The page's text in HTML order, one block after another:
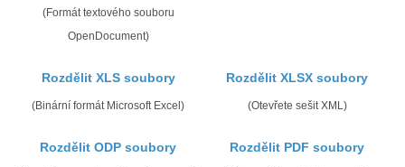
(Formát textového souboru
OpenDocument)
Rozdělit XLS soubory
(Binární formát Microsoft Excel)
Rozdělit XLSX soubory
(Otevřete sešit XML)
Rozdělit ODP soubory Rozdělit PDF soubory